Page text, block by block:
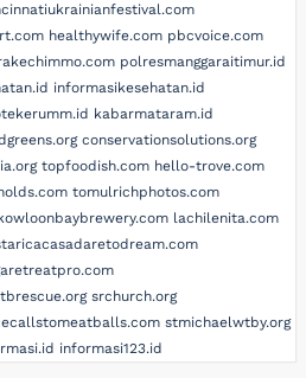
healthywife.com pbcvoice.com
polresmanggaraitimur.id
informasikesehatan.id
kabarmataram.id
conservationsolutions.org
topfoodish.com hello-trove.com
tomulrichphotos.com
lachilenita.com
srchurch.org
stmichaelwtby.org
informasi123.id